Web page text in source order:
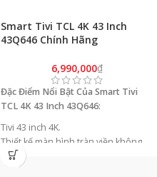
Smart Tivi TCL 4K 43 Inch
43Q646 Chính Hãng
10+/GoogleTV/Model 2023)
6,990,000₫
Đặc Điểm Nổi Bật Của Smart Tivi
TCL 4K 43 Inch 43Q646:
Tivi 43 inch 4K.
Thiết kế màn hình tràn viền không
góc chết
Công nghệ HDR 10+ hình ảnh cực kì